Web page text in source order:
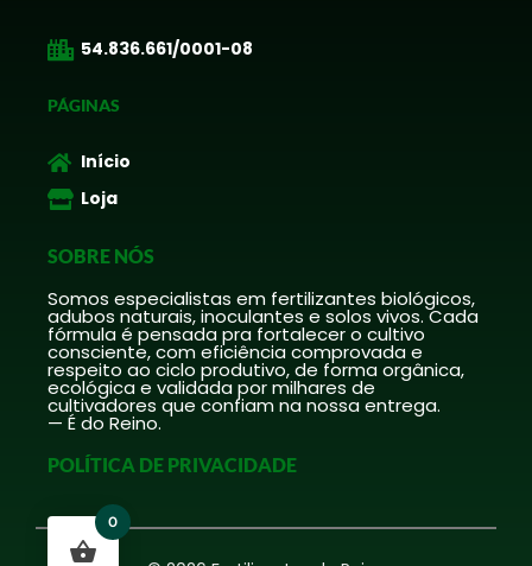
54.836.661/0001-08
PÁGINAS
Início
Loja
SOBRE NÓS
Somos especialistas em fertilizantes biológicos,
adubos naturais, inoculantes e solos vivos. Cada
fórmula é pensada pra fortalecer o cultivo
consciente, com eficiência comprovada e
respeito ao ciclo produtivo, de forma orgânica,
ecológica e validada por milhares de
cultivadores que confiam na nossa entrega.
— É do Reino.
POLÍTICA DE PRIVACIDADE
0